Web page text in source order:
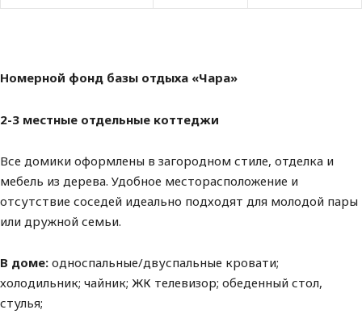
Номерной фонд базы отдыха «Чара»
2-3 местные отдельные коттеджи
Все домики оформлены в загородном стиле, отделка и
мебель из дерева. Удобное месторасположение и
отсутствие соседей идеально подходят для молодой пары
или дружной семьи.
В доме: односпальные/двуспальные кровати;
холодильник; чайник; ЖК телевизор; обеденный стол,
стулья;